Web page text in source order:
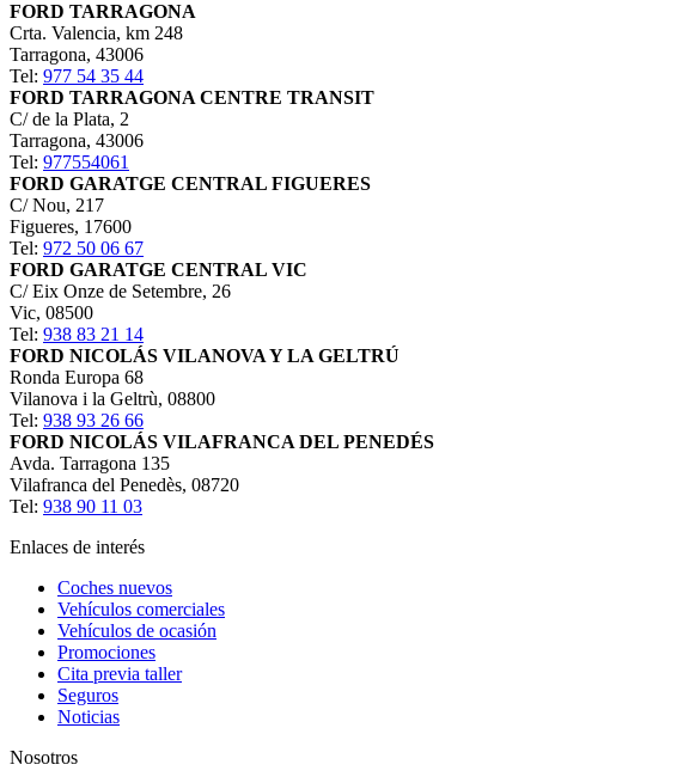
FORD TARRAGONA
Crta. Valencia, km 248
Tarragona, 43006
Tel: 977 54 35 44
FORD TARRAGONA CENTRE TRANSIT
C/ de la Plata, 2
Tarragona, 43006
Tel: 977554061
FORD GARATGE CENTRAL FIGUERES
C/ Nou, 217
Figueres, 17600
Tel: 972 50 06 67
FORD GARATGE CENTRAL VIC
C/ Eix Onze de Setembre, 26
Vic, 08500
Tel: 938 83 21 14
FORD NICOLÁS VILANOVA Y LA GELTRÚ
Ronda Europa 68
Vilanova i la Geltrù, 08800
Tel: 938 93 26 66
FORD NICOLÁS VILAFRANCA DEL PENEDÉS
Avda. Tarragona 135
Vilafranca del Penedès, 08720
Tel: 938 90 11 03
Enlaces de interés
Coches nuevos
Vehículos comerciales
Vehículos de ocasión
Promociones
Cita previa taller
Seguros
Noticias
Nosotros